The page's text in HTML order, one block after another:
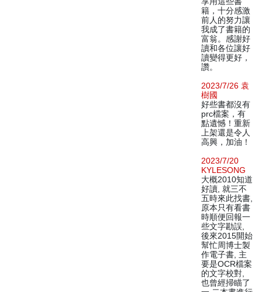
籍，十分感激
前人的努力讓
我成了書籍的
富翁。感謝好
讀和各位讓好
讀變得更好，
讚。
2023/7/26 袁
樹國
好些書都沒有
prc檔案，有
點遺憾！重新
上架還是令人
高興，加油！
2023/7/20
KYLESONG
大概2010知道
好讀, 就三不
五時來此找書,
原本只有看書
時順便回報一
些文字勘誤,
後來2015開始
幫忙周博士製
作電子書, 主
要是OCR檔案
的文字校對,
也曾經掃瞄了